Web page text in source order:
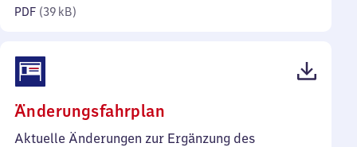
PDF (39 kB)
Änderungsfahrplan
66
Aktuelle Änderungen zur Ergänzung des